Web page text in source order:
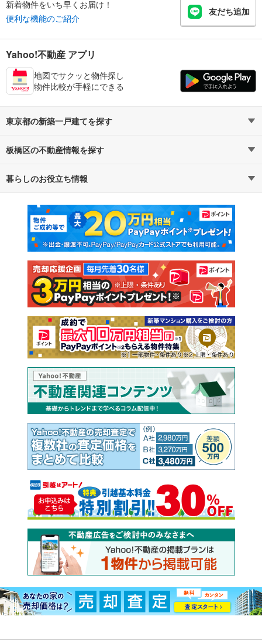
新着物件をいち早くお届け！
便利な機能のご紹介
友だち追加
Yahoo!不動産 アプリ
地図でサクッと物件探し
物件比較が手軽にできる
東京都の新築一戸建てを探す
路線・駅から探す
通勤・通学時間から探す
板橋区の不動産情報を探す
不動産・住宅
新築マンション 中古マンション
新築一戸建て 中古一戸建て
注文住宅 土地
売却査定
暮らしのお役立ち情報
マンションカタログ 教えて！住まいの先生